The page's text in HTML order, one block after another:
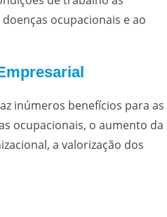
ocupacionais e ao
inúmeros benefícios para as
ocupacionais, o aumento da
a valorização dos